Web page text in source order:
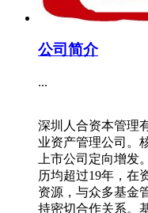
公司简介
...
深圳人合资本管理
业资产管理公司。
上市公司定向增发
历均超过19年，在
资源，与众多基金
持密切合作关系。